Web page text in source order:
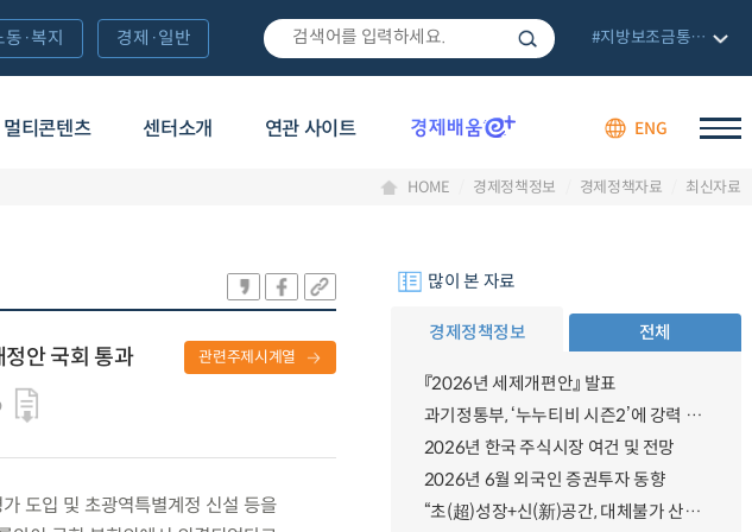
멀티콘텐츠 센터소개 연관 사이트 ENG
동·복지 경제·일반 #지방보조금통합관리망
HOME 경제정책정보 경제정책자료 최신자료
정안 국회 통과 관련주제시계열
도입 및 초광역특별계정 신설 등을
많이 본 자료
경제정책정보 전체
『2026년 세제개편안』 발표
과기정통부, ‘누누티비 시즌2’에 강력 대응 의지 밝혀
2026년 한국 주식시장 여건 및 전망
2026년 6월 외국인 증권투자 동향
“초(超)성장+신(新)공간, 대체불가 산업강국”